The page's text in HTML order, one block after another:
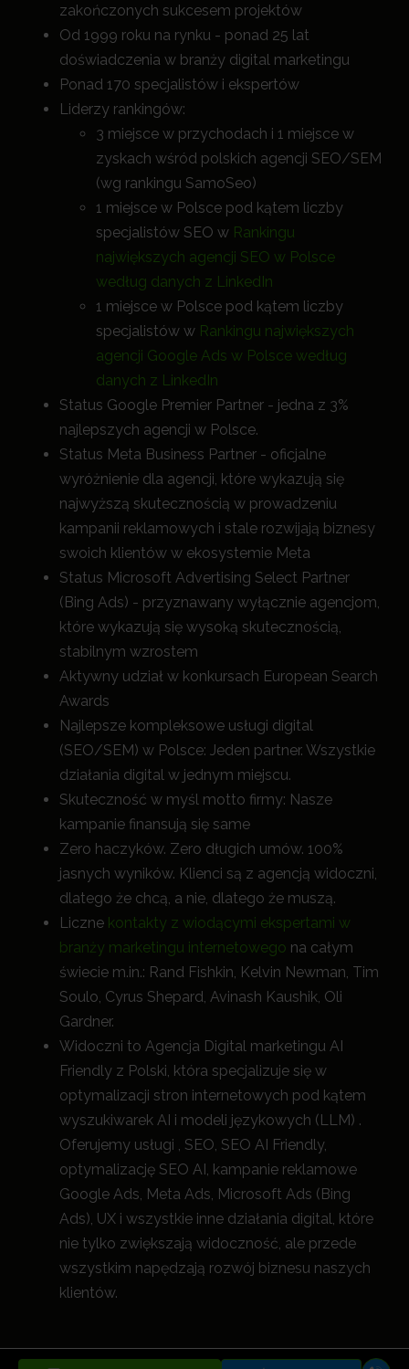
zakończonych sukcesem projektów
Od 1999 roku na rynku - ponad 25 lat
doświadczenia w branży digital marketingu
Ponad 170 specjalistów i ekspertów
Liderzy rankingów:
3 miejsce w przychodach i 1 miejsce w
zyskach wśród polskich agencji SEO/SEM
(wg rankingu SamoSeo)
1 miejsce w Polsce pod kątem liczby
specjalistów SEO w Rankingu
największych agencji SEO w Polsce
według danych z LinkedIn
1 miejsce w Polsce pod kątem liczby
specjalistów w Rankingu największych
agencji Google Ads w Polsce według
danych z LinkedIn
Status Google Premier Partner - jedna z 3%
najlepszych agencji w Polsce.
Status Meta Business Partner - oficjalne
wyróżnienie dla agencji, które wykazują się
najwyższą skutecznością w prowadzeniu
kampanii reklamowych i stale rozwijają biznesy
swoich klientów w ekosystemie Meta
Status Microsoft Advertising Select Partner
(Bing Ads) - przyznawany wyłącznie agencjom,
które wykazują się wysoką skutecznością,
stabilnym wzrostem
Aktywny udział w konkursach European Search
Awards
Najlepsze kompleksowe usługi digital
(SEO/SEM) w Polsce: Jeden partner. Wszystkie
działania digital w jednym miejscu.
Skuteczność w myśl motto firmy: Nasze
kampanie finansują się same
Zero haczyków. Zero długich umów. 100%
jasnych wyników. Klienci są z agencją widoczni,
dlatego że chcą, a nie, dlatego że muszą.
Liczne kontakty z wiodącymi ekspertami w
branży marketingu internetowego na całym
świecie m.in.: Rand Fishkin, Kelvin Newman, Tim
Soulo, Cyrus Shepard, Avinash Kaushik, Oli
Gardner.
Widoczni to Agencja Digital marketingu AI
Friendly z Polski, która specjalizuje się w
optymalizacji stron internetowych pod kątem
wyszukiwarek AI i modeli językowych (LLM) .
Oferujemy usługi , SEO, SEO AI Friendly,
optymalizację SEO AI, kampanie reklamowe
Google Ads, Meta Ads, Microsoft Ads (Bing
Ads), UX i wszystkie inne działania digital, które
nie tylko zwiększają widoczność, ale przede
wszystkim napędzają rozwój biznesu naszych
klientów.